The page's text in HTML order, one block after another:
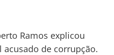
Ramos explicou
de corrupção.